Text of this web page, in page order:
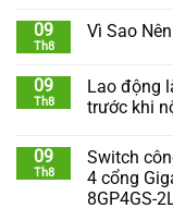
09
Th8
Vì Sao
09
Th8
Lao động
trước khi
09
Th8
Switch
4 cổng
8GP4GS-